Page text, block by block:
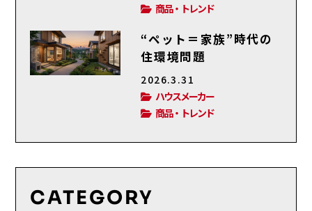
商品・トレンド
“ペット＝家族”時代の
住環境問題
2026.3.31
ハウスメーカー
商品・トレンド
CATEGORY